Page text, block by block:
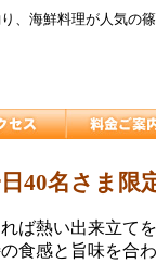
、海鮮料理が人気の
40名さま限
ば熱い出来立てを
食感と旨味を合